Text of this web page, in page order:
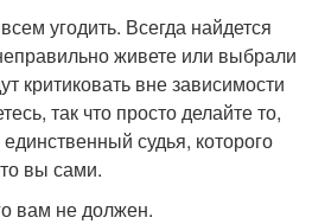
угодить. Всегда найдется
живете или выбрали
критиковать вне зависимости
так что просто делайте то,
судья, которого
вы сами.
вам не должен.